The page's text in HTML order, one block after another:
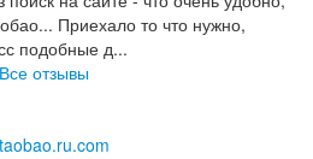
Приехало то что нужно,
подобные д...
Все отзывы